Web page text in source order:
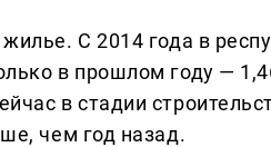
С 2014 года в
в прошлом году —
в стадии
чем год назад.